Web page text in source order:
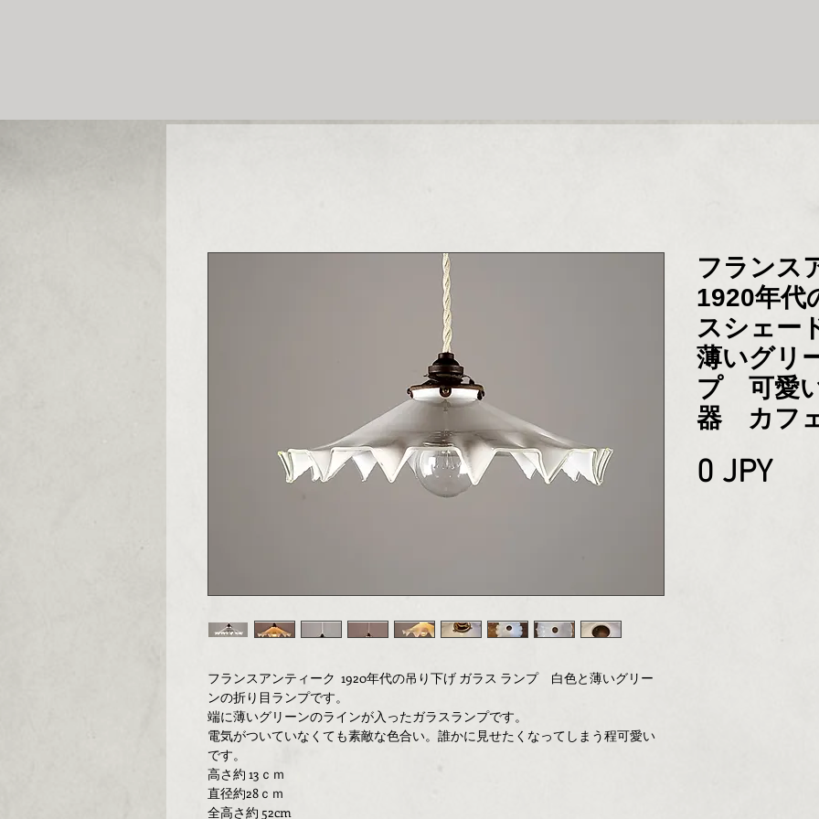
フランスアンティーク 1920年代の吊り下げ ガラス ランプ 白色と薄いグリー
ンの折り目ランプです。
端に薄いグリーンのラインが入ったガラスランプです。
電気がついていなくても素敵な色合い。誰かに見せたくなってしまう程可愛い
です。
高さ約 13ｃｍ
直径約28ｃｍ
全高さ約 52cm
フランス
1920年代
スシェー
薄いグリ
プ 可愛
器 カフ
0 JPY